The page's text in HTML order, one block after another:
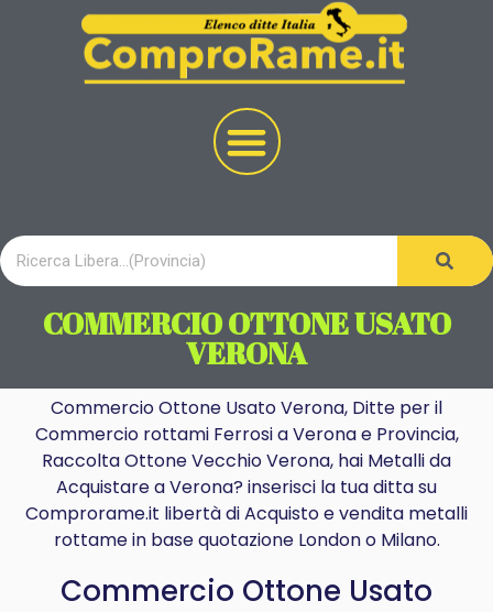
COMMERCIO OTTONE USATO
VERONA
Commercio Ottone Usato Verona, Ditte per il
Commercio rottami Ferrosi a Verona e Provincia,
Raccolta Ottone Vecchio Verona, hai Metalli da
Acquistare a Verona? inserisci la tua ditta su
Comprorame.it libertà di Acquisto e vendita metalli
rottame in base quotazione London o Milano.
Commercio Ottone Usato